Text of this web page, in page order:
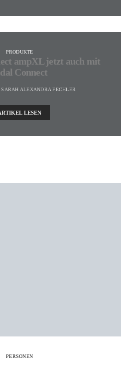
PRODUKTE
ampXL jetzt auch mit
Connect
SARAH ALEXANDRA FECHLER
LESEN
PERSONEN